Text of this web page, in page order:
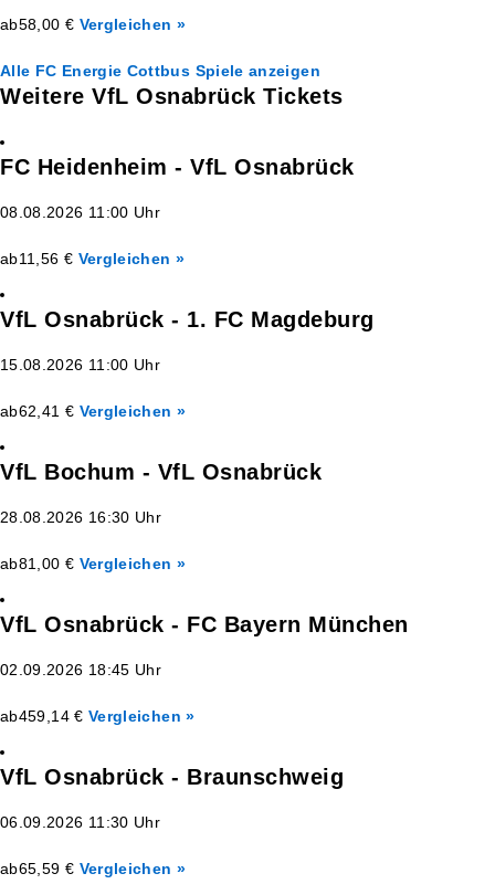
ab58,00 € Vergleichen »
Alle FC Energie Cottbus Spiele anzeigen
Weitere VfL Osnabrück Tickets
FC Heidenheim - VfL Osnabrück
08.08.2026 11:00 Uhr
ab11,56 € Vergleichen »
VfL Osnabrück - 1. FC Magdeburg
15.08.2026 11:00 Uhr
ab62,41 € Vergleichen »
VfL Bochum - VfL Osnabrück
28.08.2026 16:30 Uhr
ab81,00 € Vergleichen »
VfL Osnabrück - FC Bayern München
02.09.2026 18:45 Uhr
ab459,14 € Vergleichen »
VfL Osnabrück - Braunschweig
06.09.2026 11:30 Uhr
ab65,59 € Vergleichen »